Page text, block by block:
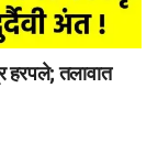
हरपले; तलावात